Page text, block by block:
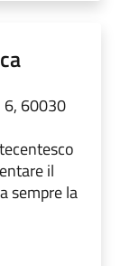
6, 60030
il
sempre la